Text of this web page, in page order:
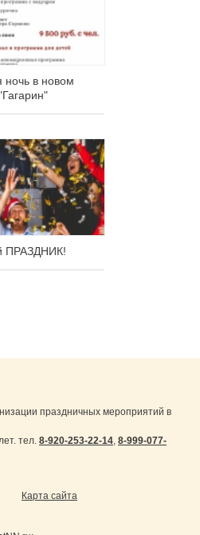
ночь в новом
ПРАЗДНИК!
праздничных мероприятий в
тел. 8-920-253-22-14 8-999-077-
Карта сайта